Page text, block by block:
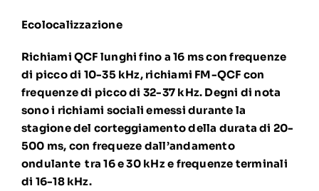
Ecolocalizzazione
Richiami QCF lunghi fino a 16 ms con frequenze
di picco di 10-35 kHz, richiami FM-QCF con
frequenze di picco di 32-37 kHz. Degni di nota
sono i richiami sociali emessi durante la
stagione del corteggiamento della durata di 20-
500 ms, con frequeze dall’andamento
ondulante tra 16 e 30 kHz e frequenze terminali
di 16-18 kHz.